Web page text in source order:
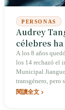
PERSONAS
Audrey
célebres
etiqueta de
A los 8 años
los 14 rechazó el
Municipal
transgénero, pero
condición para
閱讀全文